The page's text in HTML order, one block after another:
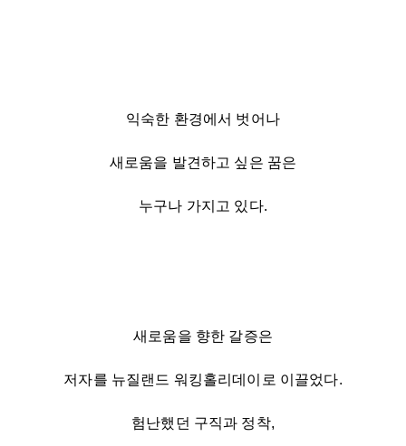
익숙한 환경에서 벗어나
새로움을 발견하고 싶은 꿈은
누구나 가지고 있다.
새로움을 향한 갈증은
저자를 뉴질랜드 워킹홀리데이로 이끌었다.
험난했던 구직과 정착,